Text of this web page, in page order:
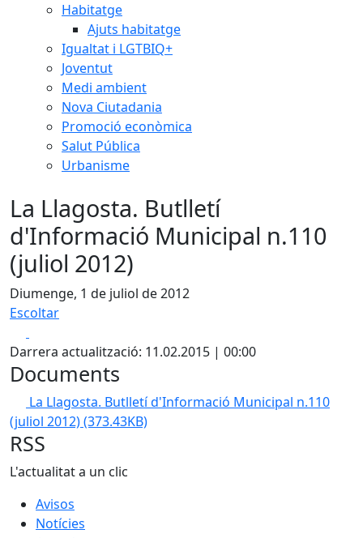
Habitatge
Ajuts habitatge
Igualtat i LGTBIQ+
Joventut
Medi ambient
Nova Ciutadania
Promoció econòmica
Salut Pública
Urbanisme
La Llagosta. Butlletí
d'Informació Municipal n.110
(juliol 2012)
Diumenge, 1 de juliol de 2012
Escoltar
Darrera actualització: 11.02.2015 | 00:00
Documents
La Llagosta. Butlletí d'Informació Municipal n.110
(juliol 2012)(373.43KB)
RSS
L'actualitat a un clic
Avisos
Notícies